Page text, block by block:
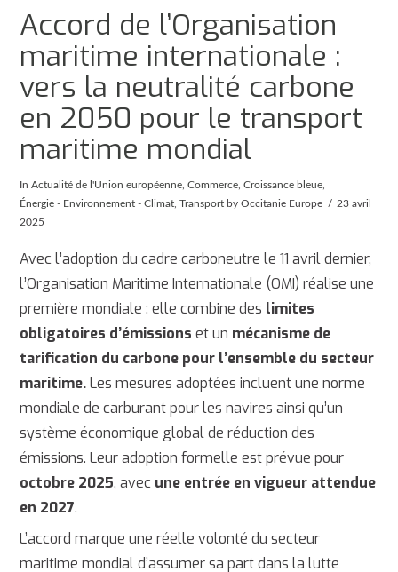
Accord de l’Organisation
maritime internationale :
vers la neutralité carbone
en 2050 pour le transport
maritime mondial
InActualité de l'Union européenne ,Commerce ,Croissance bleue
Énergie - Environnement - Climat ,Transport by Occitanie Europe
23 avril
2025
Avec l’adoption du cadre carboneutre le 11 avril dernier,
l’Organisation Maritime Internationale (OMI) réalise une
première mondiale : elle combine des limites
obligatoires d’émissions et un mécanisme de
tarification du carbone pour l’ensemble du secteur
maritime.Les mesures adoptées incluent une norme
mondiale de carburant pour les navires ainsi qu’un
système économique global de réduction des
émissions. Leur adoption formelle est prévue pour
octobre 2025, avec une entrée en vigueur attendue
en 2027.
L’accord marque une réelle volonté du secteur
maritime mondial d’assumer sa part dans la lutte